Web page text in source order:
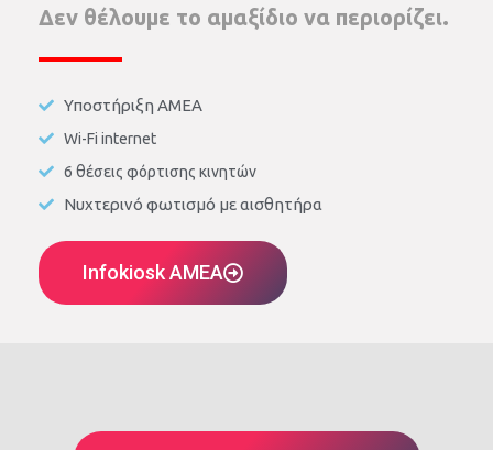
Δεν θέλουμε το αμαξίδιο να περιορίζει.
Υποστήριξη ΑΜΕΑ
Wi-Fi internet
6 θέσεις φόρτισης κινητών
Νυχτερινό φωτισμό με αισθητήρα
Infokiosk AMEA